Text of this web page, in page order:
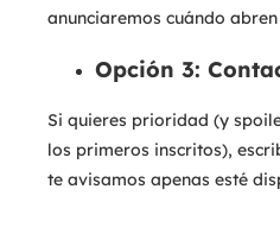
anunciaremos cuándo
Opción 3:
Si quieres prioridad (y
los primeros inscritos),
te avisamos apenas esté